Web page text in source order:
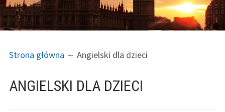
STRON
Strona główna Angielski dla dzieci
ANGIELSKI DLA DZIECI